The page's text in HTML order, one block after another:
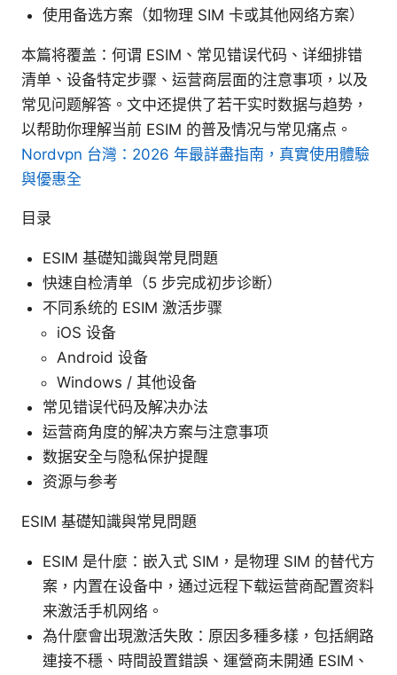
使用备选方案（如物理 SIM 卡或其他网络方案）
本篇将覆盖：何谓 ESIM、常见错误代码、详细排错
清单、设备特定步骤、运营商层面的注意事项，以及
常见问题解答。文中还提供了若干实时数据与趋势，
以帮助你理解当前 ESIM 的普及情况与常见痛点。
Nordvpn 台灣：2026 年最詳盡指南，真實使用體驗
與優惠全
目录
ESIM 基礎知識與常見問題
快速自检清单（5 步完成初步诊断）
不同系统的 ESIM 激活步骤
iOS 设备
Android 设备
Windows / 其他设备
常见错误代码及解决办法
运营商角度的解决方案与注意事项
数据安全与隐私保护提醒
资源与参考
ESIM 基礎知識與常見問題
ESIM 是什麼：嵌入式 SIM，是物理 SIM 的替代方
案，内置在设备中，通过远程下载运营商配置资料
来激活手机网络。
為什麼會出現激活失敗：原因多種多樣，包括網路
連接不穩、時間設置錯誤、運營商未開通 ESIM、